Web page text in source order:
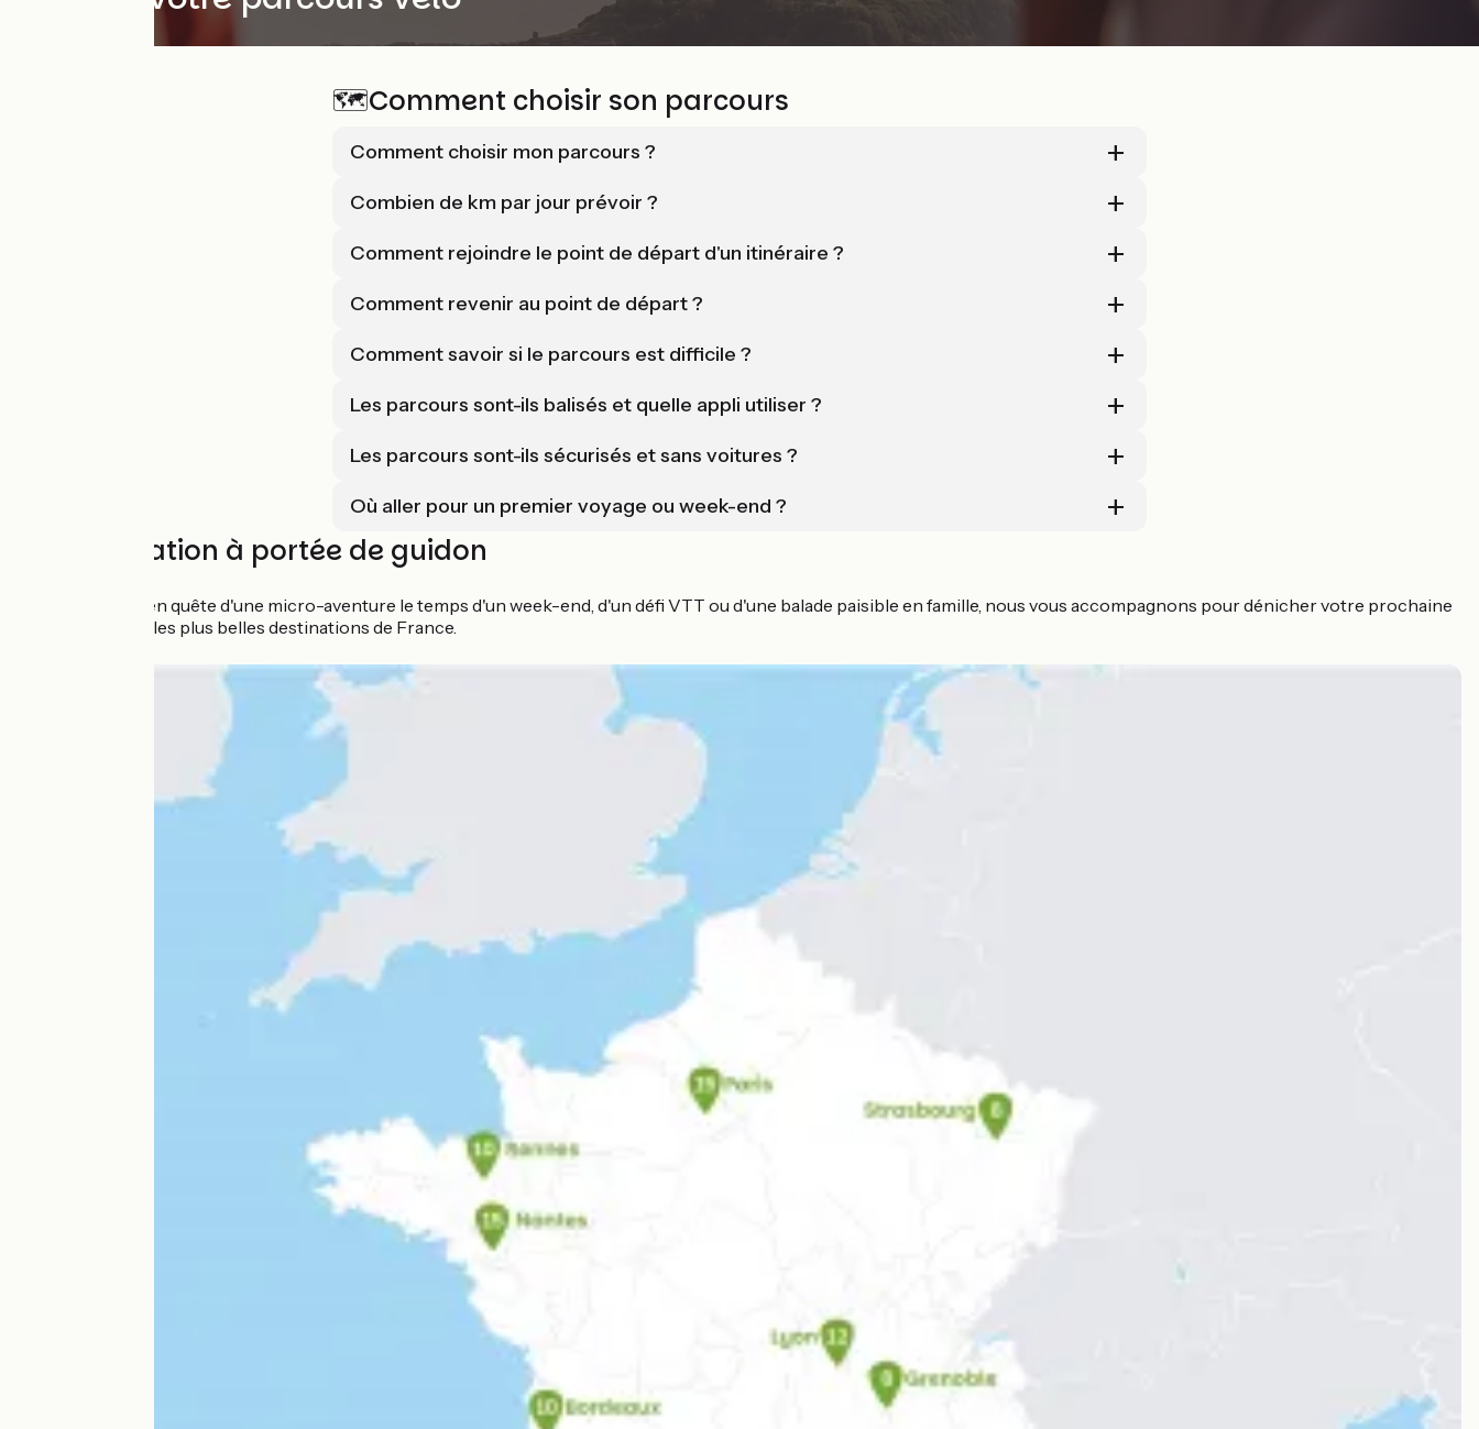
🗺️Comment choisir son parcours
Comment choisir mon parcours ?
Combien de km par jour prévoir ?
Comment rejoindre le point de départ d'un itinéraire ?
Comment revenir au point de départ ?
Comment savoir si le parcours est difficile ?
Les parcours sont-ils balisés et quelle appli utiliser ?
Les parcours sont-ils sécurisés et sans voitures ?
Où aller pour un premier voyage ou week-end ?
🚲 L'inspiration à portée de guidon
Que vous soyez en quête d'une micro-aventure le temps d'un week-end, d'un défi VTT ou d'une balade paisible en famille, nous vous accompagnons pour dénicher votre prochaine
échappée parmi les plus belles destinations de France.